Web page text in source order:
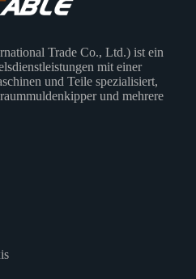
Trade Co., Ltd.) ist ein
mit einer
und Teile spezialisiert,
und mehrere